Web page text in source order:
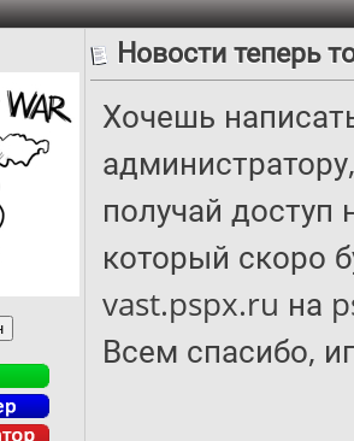
Новости теперь
Хочешь
получай доступ
который скоро
vast.pspx.ru на
Всем спасибо,